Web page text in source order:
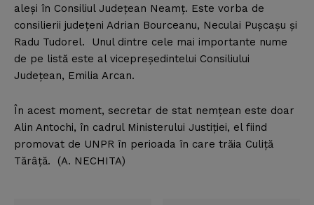
aleşi în Consiliul Judeţean Neamţ. Este vorba de
consilierii judeţeni Adrian Bourceanu, Neculai Puşcaşu şi
Radu Tudorel. Unul dintre cele mai importante nume
de pe listă este al vicepreşedintelui Consiliului
Judeţean, Emilia Arcan.
În acest moment, secretar de stat nemţean este doar
Alin Antochi, în cadrul Ministerului Justiţiei, el fiind
promovat de UNPR în perioada în care trăia Culiţă
Tărâţă. (A. NECHITA)